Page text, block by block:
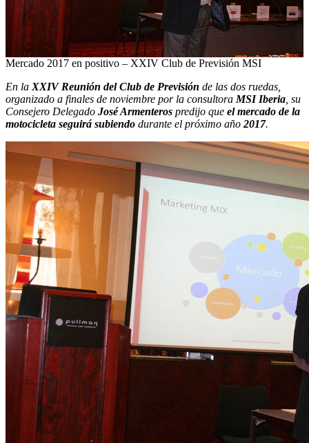
Mercado 2017 en positivo – XXIV Club de Previsión MSI
En laXXIV Reunión del Club de Previsión de las dos ruedas,
organizado a finales de noviembre por la consultoraMSI Iberia, su
Consejero Delegado José Armenteros predijo que el mercado de la
motocicleta seguirá subiendo durante el próximo año2017.